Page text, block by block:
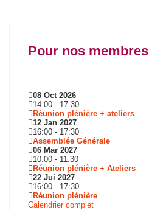
Pour nos membres
08 Oct 2026
14:00 - 17:30
Réunion plénière + ateliers
12 Jan 2027
16:00 - 17:30
Assemblée Générale
06 Mar 2027
10:00 - 11:30
Réunion plénière + Ateliers
22 Jui 2027
16:00 - 17:30
Réunion plénière
Calendrier complet